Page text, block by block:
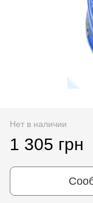
Нет в наличии
1 305 грн